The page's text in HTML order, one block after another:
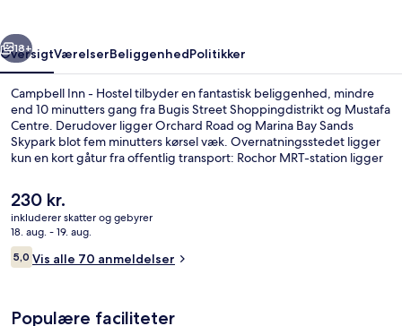
Næste
18+
OversigtVærelserBeliggenhedPolitikker
Campbell Inn - Hostel tilbyder en fantastisk beliggenhed, mindre
end 10 minutters gang fra Bugis Street Shoppingdistrikt og Mustafa
Centre. Derudover ligger Orchard Road og Marina Bay Sands
Skypark blot fem minutters kørsel væk. Overnatningsstedet ligger
kun en kort gåtur fra offentlig transport: Rochor MRT-station ligger
Den
nuværende
pris
er
230 kr.
230 kr.
inkluderer skatter og gebyrer
18. aug. - 19. aug.
Anmeldelser
5,05,0 ud af 10.
Vis alle 70 anmeldelser
Populære faciliteter